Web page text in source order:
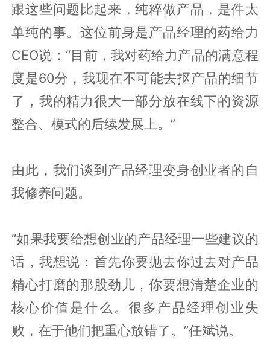
跟这些问题比起来，纯粹做产品，是件太
单纯的事。这位前身是产品经理的药给力
CEO说：“目前，我对药给力产品的满意程
度是60分，我现在不可能去抠产品的细节
了，我的精力很大一部分放在线下的资源
整合、模式的后续发展上。”
由此，我们谈到产品经理变身创业者的自
我修养问题。
“如果我要给想创业的产品经理一些建议的
话，我想说：首先你要抛去你过去对产品
精心打磨的那股劲儿，你要想清楚企业的
核心价值是什么。很多产品经理创业失
败，在于他们把重心放错了。”任斌说。